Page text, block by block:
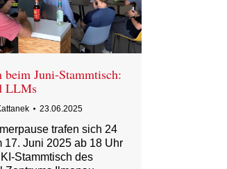
Juni-Stammtisch:
LLMs
23.06.2025
trafen sich 24
17. Juni 2025 ab 18 Uhr
Stammtisch des